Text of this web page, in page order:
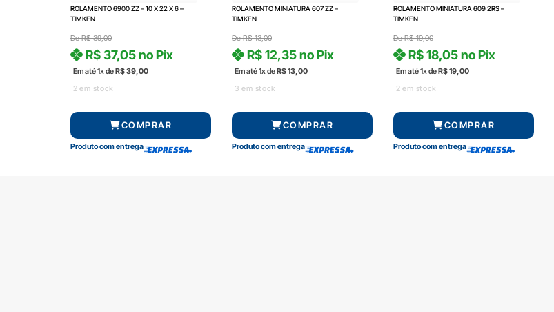
ROLAMENTO 6900 ZZ – 10 X 22 X 6 –
TIMKEN
DeR$39,00
Em até 1x deR$39,00
R$37,05 no Pix
2 em stock
COMPRAR
Produto com entrega
ROLAMENTO MINIATURA 607 ZZ –
TIMKEN
DeR$13,00
Em até 1x deR$13,00
R$12,35 no Pix
3 em stock
COMPRAR
Produto com entrega
ROLAMENTO MINIATURA 609 2RS –
TIMKEN
DeR$19,00
Em até 1x deR$19,00
R$18,05 no Pix
2 em stock
COMPRAR
Produto com entrega